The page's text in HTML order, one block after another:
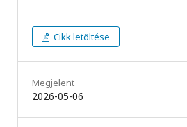
Cikk letöltése
Megjelent
2026-05-06